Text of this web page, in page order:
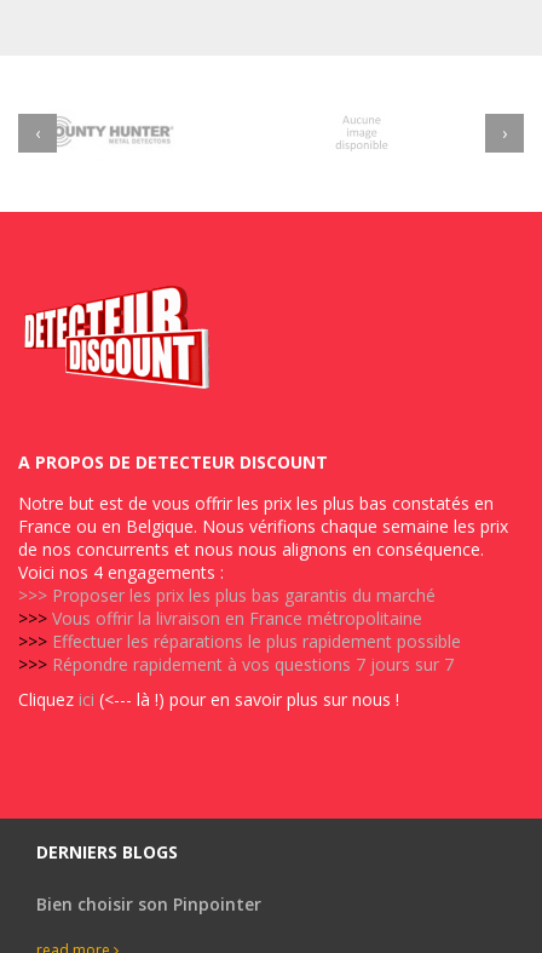
‹ ›
A PROPOS DE DETECTEUR DISCOUNT
Notre but est de vous offrir les prix les plus bas constatés en
France ou en Belgique. Nous vérifions chaque semaine les prix
de nos concurrents et nous nous alignons en conséquence.
Voici nos 4 engagements :
>>> Proposer les prix les plus bas garantis du marché
>>> Vous offrir la livraison en France métropolitaine
>>> Effectuer les réparations le plus rapidement possible
>>> Répondre rapidement à vos questions 7 jours sur 7
Cliquez ici (<--- là !) pour en savoir plus sur nous !
DERNIERS BLOGS
Bien choisir son Pinpointer